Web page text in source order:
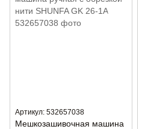
Артикул: 532657038
Мешкозашивочная машина